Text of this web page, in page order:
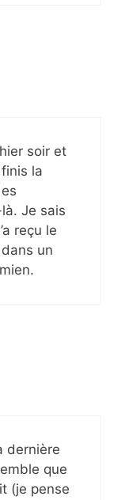
soir et
la
Je sais
reçu le
un
dernière
que
(je pense